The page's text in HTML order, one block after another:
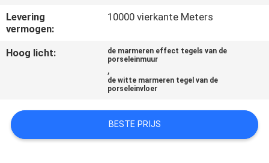
VRAAG
EEN
PRIVACYBELEID
Levering
vermogen:
10000 vierkante Meters
Hoog licht:
de marmeren effect tegels van de
porseleinmuur
,
de witte marmeren tegel van de
porseleinvloer
BESTE PRIJS